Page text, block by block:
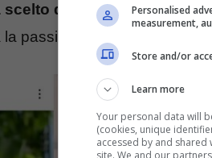
scelto di uscire dal
passione.
Personalised
measurement,
Store and/or
Learn more
Your personal data will
(cookies, unique
accessed by and
site. We and our